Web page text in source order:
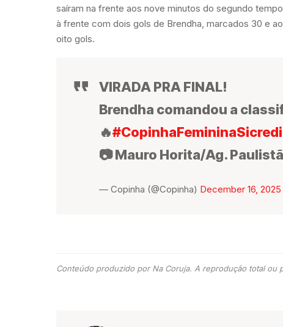
saíram na frente aos nove minutos do segundo
à frente com dois gols de Brendha, marcados 30 e
oito gols.
VIRADA PRA FINAL!
Brendha comandou a
🔥#CopinhaFemininaSicredi
📷 Mauro Horita/Ag.
— Copinha (@Copinha) December 16, 2025
Conteúdo produzido por Na Coruja. A reprodução total ou